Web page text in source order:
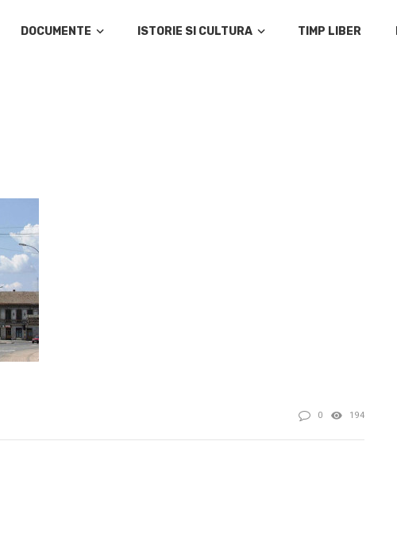
DOCUMENTE ISTORIE SI CULTURA TIMP LIBER
0 194